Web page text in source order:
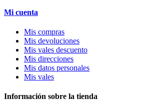
Mi cuenta
Mis compras
Mis devoluciones
Mis vales descuento
Mis direcciones
Mis datos personales
Mis vales
Información sobre la tienda